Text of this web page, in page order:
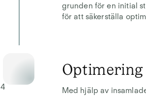
grunden för en initial
för att säkerställa
4
Optimering
Med hjälp av